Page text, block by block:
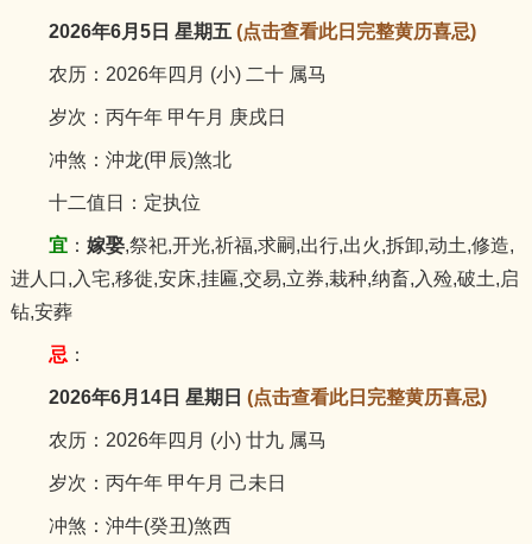
2026年6月5日 星期五 (点击查看此日完整黄历喜忌)
农历：2026年四月 (小) 二十 属马
岁次：丙午年 甲午月 庚戌日
冲煞：沖龙(甲辰)煞北
十二值日：定执位
宜： 嫁娶,祭祀,开光,祈福,求嗣,出行,出火,拆卸,动土,修造,
进人口,入宅,移徙,安床,挂匾,交易,立券,栽种,纳畜,入殓,破土,启
钻,安葬
忌 ：
2026年6月14日 星期日 (点击查看此日完整黄历喜忌)
农历：2026年四月 (小) 廿九 属马
岁次：丙午年 甲午月 己未日
冲煞：沖牛(癸丑)煞西